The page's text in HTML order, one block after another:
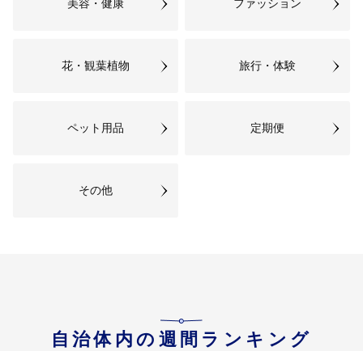
美容・健康 ファッション
花・観葉植物 旅行・体験
ペット用品 定期便
その他
自治体内の週間ランキング